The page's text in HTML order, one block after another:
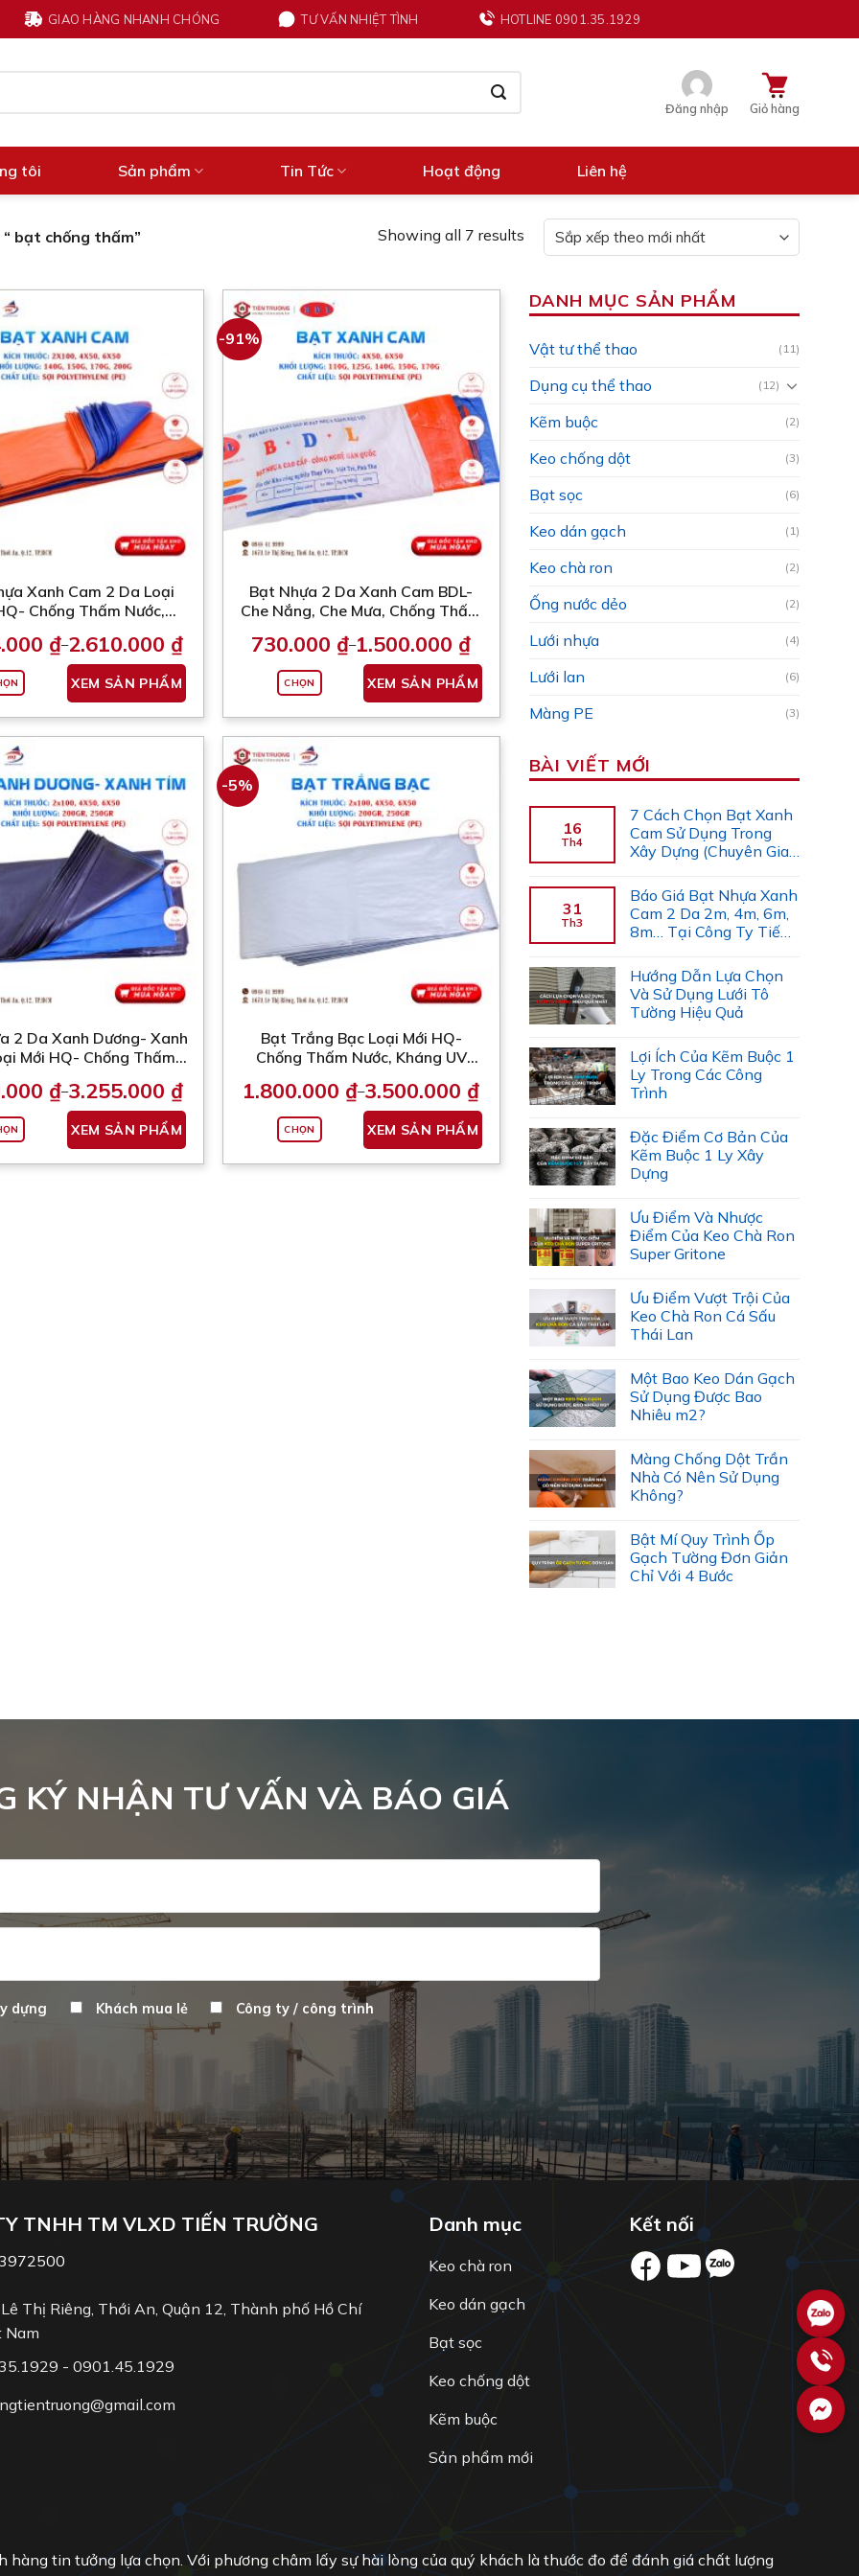
GIAO HÀNG NHANH CHÓNG TƯ VẤN NHIỆT TÌNH HOTLINE 0901.35.1929
Đăng nhập Giỏ hàng
tôi Sản phẩm Tin Tức Hoạt động Liên hệ
bạt chống thấm” Showing all 7 results
Xanh Cam 2 Da Loại
Chống Thấm Nước,
Thước Yêu Cầu)
₫–2.610.000 ₫
Khoảng
giá:
từ
1.234.000 ₫
đến
2.610.000 ₫
XEM SẢN PHẨM
Sản
biến
tùy
chọn
có
thể
được
chọn
trang
phẩm
-91%
Bạt Nhựa 2 Da Xanh Cam BDL-
Che Nắng, Che Mưa, Chống Thấm
Yêu Cầu)
730.000 ₫–1.500.000 ₫
Khoảng
giá:
từ
730.000 ₫
đến
1.500.000 ₫
CHỌN XEM SẢN PHẨM
Sản
tùy
chọn
có
thể
được
trang
2 Da Xanh Dương- Xanh
Mới HQ- Chống Thấm
Thước Yêu Cầu)
₫–3.255.000 ₫
Khoảng
giá:
từ
1.750.000 ₫
đến
3.255.000 ₫
XEM SẢN PHẨM
Sản
-5%
Bạt Trắng Bạc Loại Mới HQ-
Chống Thấm Nước, Kháng UV
Cầu)
1.800.000 ₫–3.500.000 ₫
Khoảng
giá:
từ
1.800.000 ₫
đến
3.500.000 ₫
CHỌN XEM SẢN PHẨM
Sản
DANH MỤC SẢN PHẨM
Vật tư thể thao (11)
Dụng cụ thể thao (12)
Kẽm buộc (2)
Keo chống dột (3)
Bạt sọc (6)
Keo dán gạch (1)
Keo chà ron (2)
Ống nước dẻo (2)
Lưới nhựa (4)
Lưới lan (6)
Màng PE (3)
BÀI VIẾT MỚI
16
Th4
7 Cách Chọn Bạt Xanh
Cam Sử Dụng Trong
Xây Dựng (Chuyên Gia
31
Th3
Báo Giá Bạt Nhựa Xanh
Cam 2 Da 2m, 4m, 6m,
8m… Tại Công Ty Tiến
Hướng Dẫn Lựa Chọn
Và Sử Dụng Lưới Tô
Tường Hiệu Quả
Lợi Ích Của Kẽm Buộc 1
Ly Trong Các Công
Trình
Đặc Điểm Cơ Bản Của
Kẽm Buộc 1 Ly Xây
Dựng
Ưu Điểm Và Nhược
Điểm Của Keo Chà Ron
Super Gritone
Ưu Điểm Vượt Trội Của
Keo Chà Ron Cá Sấu
Thái Lan
Một Bao Keo Dán Gạch
Sử Dụng Được Bao
Nhiêu m2?
Màng Chống Dột Trần
Nhà Có Nên Sử Dụng
Không?
Bật Mí Quy Trình Ốp
Gạch Tường Đơn Giản
Chỉ Với 4 Bước
KÝ NHẬN TƯ VẤN VÀ BÁO GIÁ
dựng Khách mua lẻ Công ty / công trình
TNHH TM VLXD TIẾN TRƯỜNG
Thị Riêng, Thới An, Quận 12, Thành phố Hồ Chí
Nam
- 0901.45.1929
Danh mục
Keo chà ron
Keo dán gạch
Bạt sọc
Keo chống dột
Kẽm buộc
Sản phẩm mới
Kết nối
tin tưởng lựa chọn. Với phương châm lấy sự hài lòng của quý khách là thước đo để đánh giá chất lượng